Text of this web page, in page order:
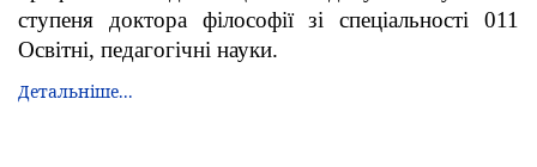
ступеня доктора філософії зі спеціальності 011
Освітні, педагогічні науки.
Детальніше...